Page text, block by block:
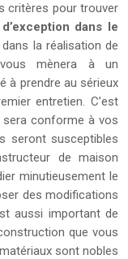
critères pour trouver
dans le
la réalisation de
mènera à un
à prendre au sérieux
entretien. C’est
conforme à vos
seront susceptibles
de maison
minutieusement le
des modifications
aussi important de
que vous
sont nobles